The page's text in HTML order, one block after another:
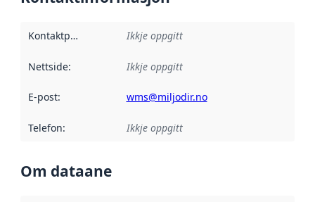
Kontaktpunkt Ikkje oppgitt
Nettside: Ikkje oppgitt
E-post: wms@miljodir.no
Telefon: Ikkje oppgitt
Om dataane